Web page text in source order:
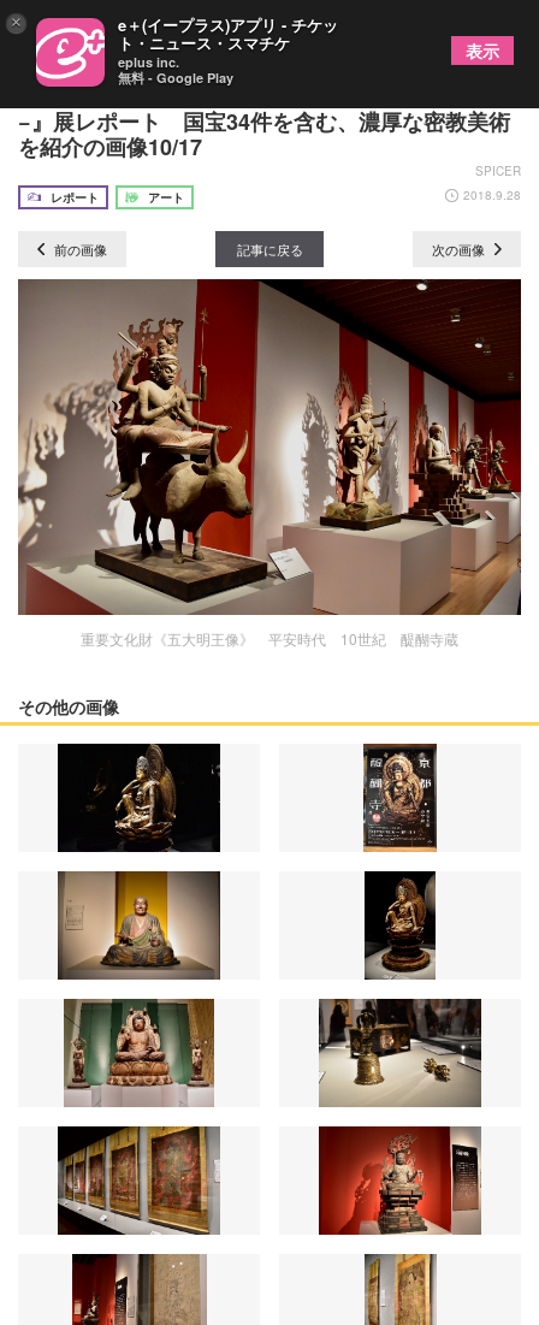
サントリー美術館『京都・醍醐寺−真言密教の宇宙
−』展レポート 国宝34件を含む、濃厚な密教美術
を紹介の画像10/17
SPICER
レポート
アート 2018.9.28
前の画像 記事に戻る 次の画像
重要文化財《五大明王像》 平安時代 10世紀 醍醐寺蔵
その他の画像
× e＋(イープラス)アプリ - チケッ
ト・ニュース・スマチケ
eplus inc.
無料 - Google Play
表示